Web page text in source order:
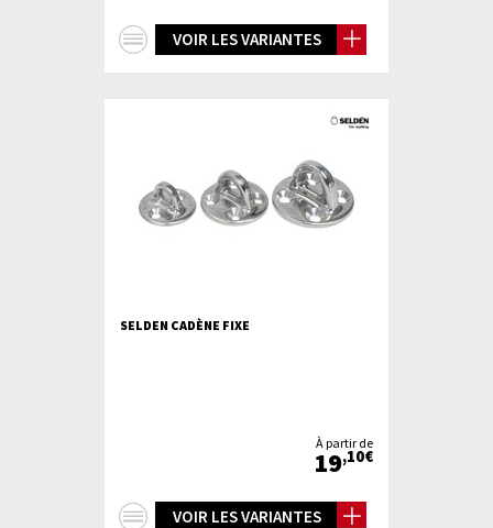
VOIR LES VARIANTES
SELDEN CADÈNE FIXE
À partir de
19,10€
VOIR LES VARIANTES